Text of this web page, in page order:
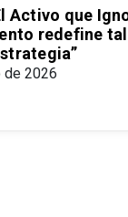
Activo que
redefine
de 2026